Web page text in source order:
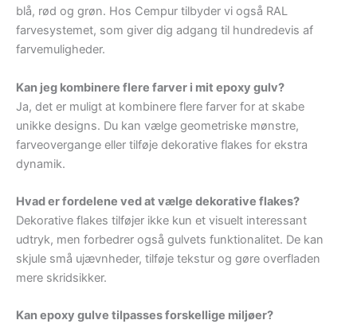
blå, rød og grøn. Hos Cempur tilbyder vi også RAL
farvesystemet, som giver dig adgang til hundredevis af
farvemuligheder.
Kan jeg kombinere flere farver i mit epoxy gulv?
Ja, det er muligt at kombinere flere farver for at skabe
unikke designs. Du kan vælge geometriske mønstre,
farveovergange eller tilføje dekorative flakes for ekstra
dynamik.
Hvad er fordelene ved at vælge dekorative flakes?
Dekorative flakes tilføjer ikke kun et visuelt interessant
udtryk, men forbedrer også gulvets funktionalitet. De kan
skjule små ujævnheder, tilføje tekstur og gøre overfladen
mere skridsikker.
Kan epoxy gulve tilpasses forskellige miljøer?